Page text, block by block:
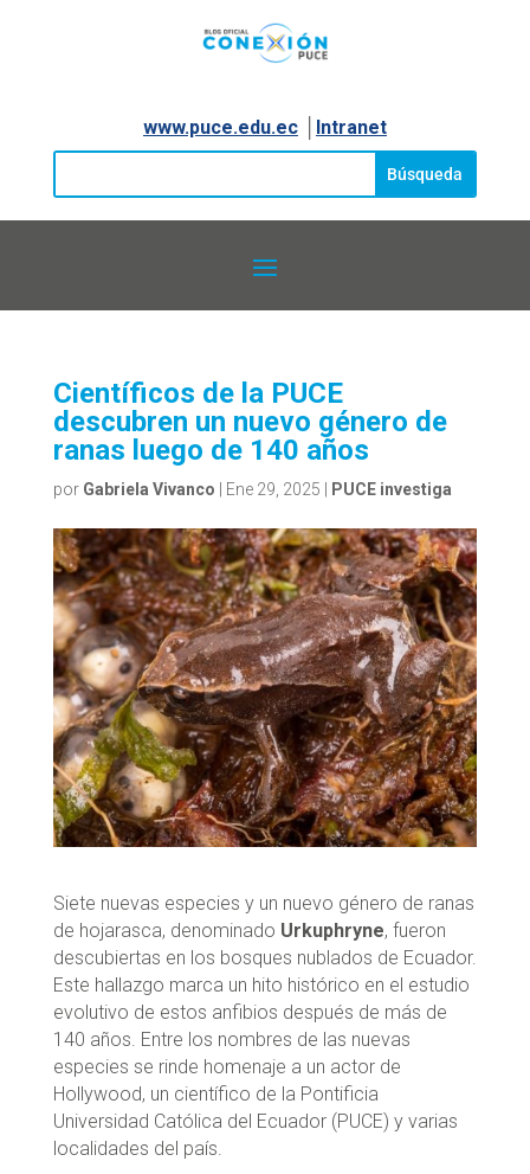
www.puce.edu.ec│ Intranet
Científicos de la PUCE
descubren un nuevo género de
ranas luego de 140 años
por Gabriela Vivanco Ene 29, 2025 PUCE investiga
Siete nuevas especies y un nuevo género de ranas
de hojarasca, denominado Urkuphryne, fueron
descubiertas en los bosques nublados de Ecuador.
Este hallazgo marca un hito histórico en el estudio
evolutivo de estos anfibios después de más de
140 años. Entre los nombres de las nuevas
especies se rinde homenaje a un actor de
Hollywood, un científico de la Pontificia
Universidad Católica del Ecuador (PUCE) y varias
localidades del país.